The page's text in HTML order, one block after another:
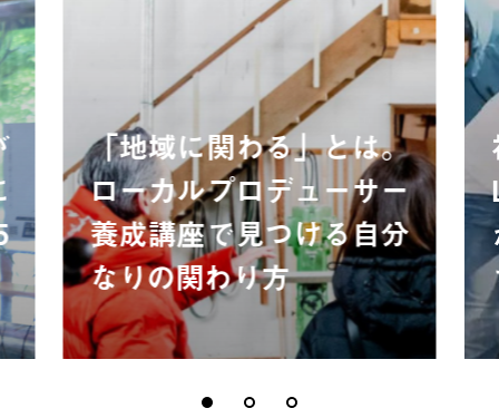
「地域に関わる」とは。
ローカルプロデューサー
養成講座で見つける自分
なりの関わり方